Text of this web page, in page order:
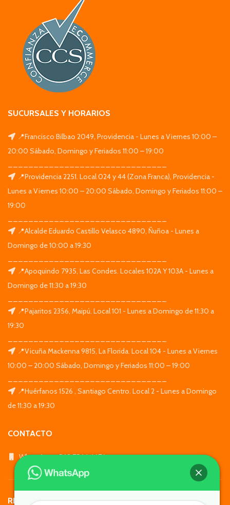
SUCURSALES Y HORARIOS
📍Francisco Bilbao 2049, Providencia - Lunes a Viernes 10:00 –
20:00 Sábado, Domingo y Feriados 11:00 – 19:00
📍Providencia 2251. Local 024 y 44 (Zona Franca), Providencia -
Lunes a Viernes 10:00 – 20:00 Sábado, Domingo y Feriados 11:00 –
19:00
📍Alcalde Eduardo Castillo Velasco 4890, Ñuñoa - Lunes a
Domingo de 10:00 a 19:30
📍Apoquindo 7935, Las Condes. Locales 102A Y 103A - Lunes a
Domingo de 11:30 a 19:30
📍Pajaritos 2356, Maipú. Local 101 - Lunes a Domingo de 11:30 a
19:30
📍Vicuña Mackenna 9815, La Florida. Local 104 - Lunes a Viernes
10:00 – 20:00 Sábado, Domingo y Feriados 11:00 – 19:00
📍Huérfanos 1526 , Santiago Centro. Local 2 - Lunes a Domingo
de 11:30 a 19:30
CONTACTO
WhatsApp: +569 7564 4676
REDES SOCIALES